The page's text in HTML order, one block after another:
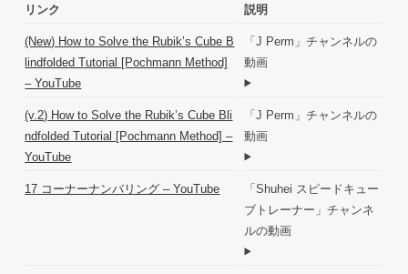
リンク 説明
(New) How to Solve the Rubik’s Cube B
lindfolded Tutorial [Pochmann Method]
– YouTube
「J Perm」チャンネルの
動画
(v.2) How to Solve the Rubik’s Cube Bli
ndfolded Tutorial [Pochmann Method] –
YouTube
「J Perm」チャンネルの
動画
17 コーナーナンバリング – YouTube
「Shuhei スピードキュー
ブトレーナー」チャンネ
ルの動画